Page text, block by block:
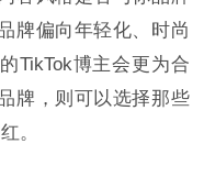
牌偏向年轻化、时尚
TikTok博主会更为合
牌，则可以选择那些
。